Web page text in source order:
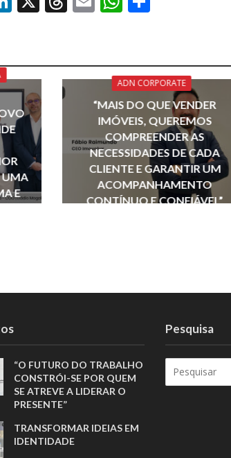
e
dI
n
a l s
A
p
p
e
UMA
E
ADN CORPORATE
“MAIS DO QUE VENDER
IMÓVEIS, QUEREMOS
COMPREENDER AS
NECESSIDADES DE CADA
CLIENTE E GARANTIR UM
ACOMPANHAMENTO
CONTÍNUO E CONFIÁVEL”
“O FUTURO DO TRABALHO
CONSTRÓI-SE POR QUEM
SE ATREVE A LIDERAR O
PRESENTE”
TRANSFORMAR IDEIAS EM
IDENTIDADE
Pesquisa